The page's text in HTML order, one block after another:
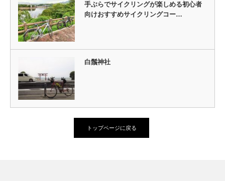
手ぶらでサイクリングが楽しめる初心者
向けおすすめサイクリングコー…
白鬚神社
トップページに戻る